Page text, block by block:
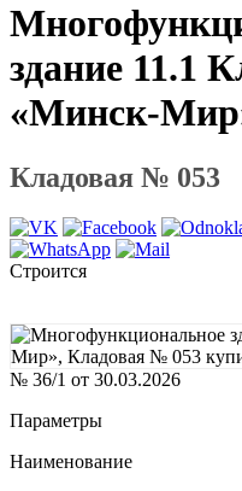
здание 11.1
«Минск-
Кладовая № 053
Строится
№ 36/1 от 30.03.2026
Параметры
Наименование